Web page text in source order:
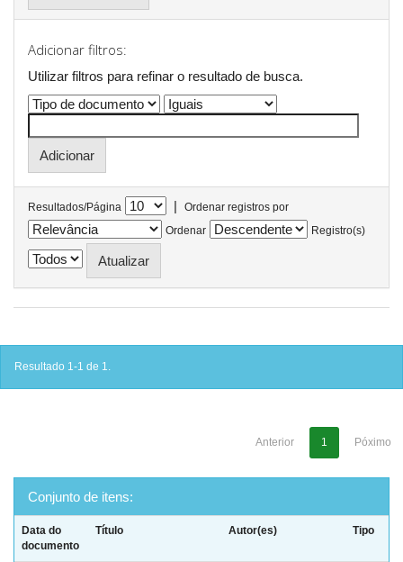
Adicionar filtros:
Utilizar filtros para refinar o resultado de busca.
Resultados/Página |
Ordenar registros por
Ordenar
Registro(s)
Resultado 1-1 de 1.
Anterior 1 Póximo
Conjunto de itens:
Data do
documento
Título Autor(es) Tipo